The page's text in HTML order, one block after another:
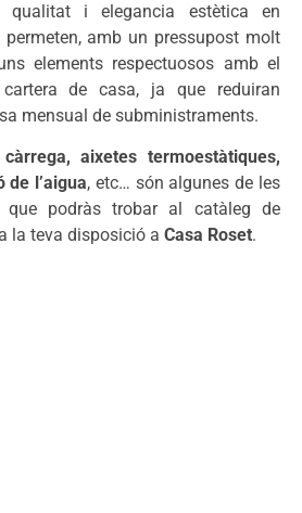
qualitat i elegancia estètica en
amb un pressupost molt
elements respectuosos amb el
de casa, ja que reduiran
mensual de subministraments.
aixetes termoestàtiques,
l’aigua, etc… són algunes de les
que podràs trobar al catàleg de
la teva disposició a Casa Roset.